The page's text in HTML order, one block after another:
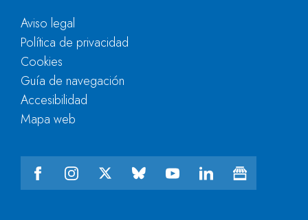
Aviso legal
Política de privacidad
Cookies
Guía de navegación
Accesibilidad
Mapa web